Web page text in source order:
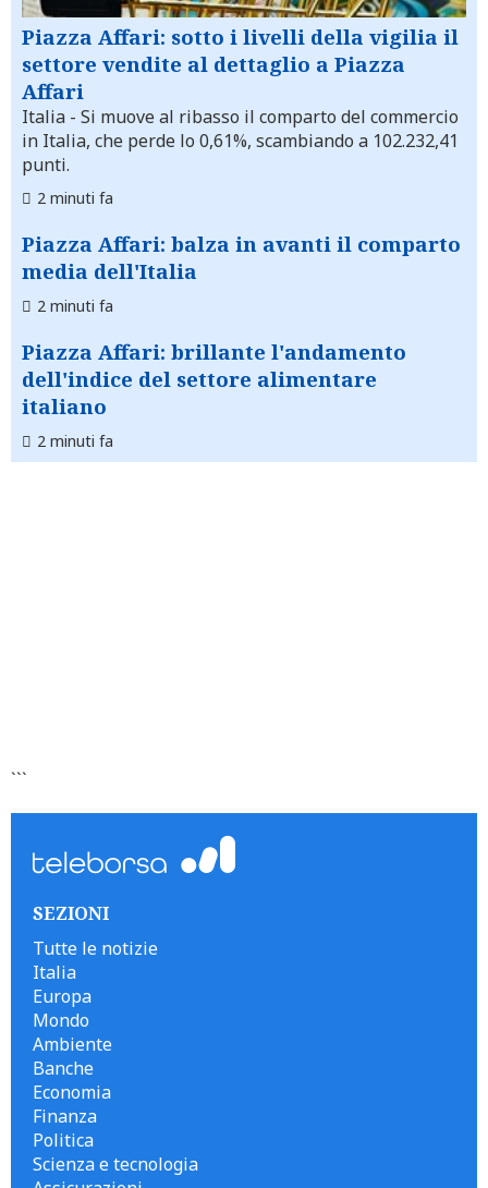
Piazza Affari: sotto i livelli della vigilia il
settore vendite al dettaglio a Piazza
Affari
Italia - Si muove al ribasso il comparto del commercio
in Italia, che perde lo 0,61%, scambiando a 102.232,41
punti.
2 minuti fa
Piazza Affari: balza in avanti il comparto
media dell'Italia
2 minuti fa
Piazza Affari: brillante l'andamento
dell'indice del settore alimentare
italiano
2 minuti fa
```
SEZIONI
Tutte le notizie
Italia
Europa
Mondo
Ambiente
Banche
Economia
Finanza
Politica
Scienza e tecnologia